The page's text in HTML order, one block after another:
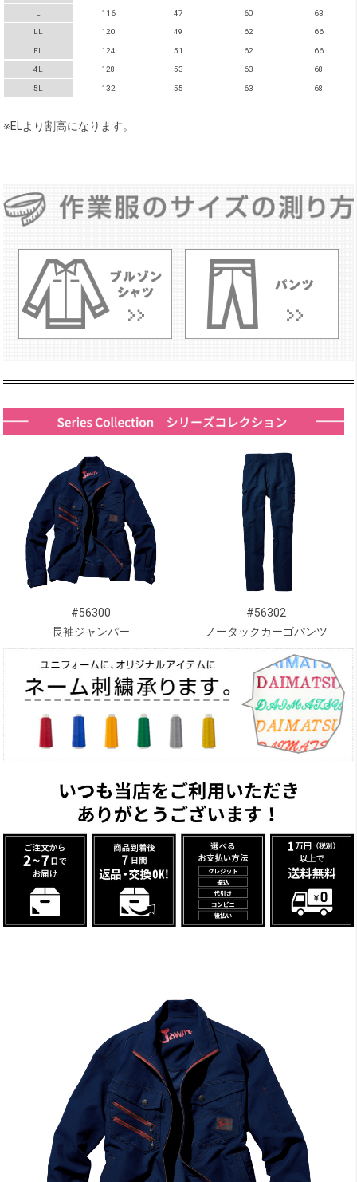
L 116 47 60 63
LL 120 49 62 66
EL 124 51 62 66
4L 128 53 63 68
5L 132 55 63 68
※ELより割高になります。
#56300
長袖ジャンパー
#56302
ノータックカーゴパンツ